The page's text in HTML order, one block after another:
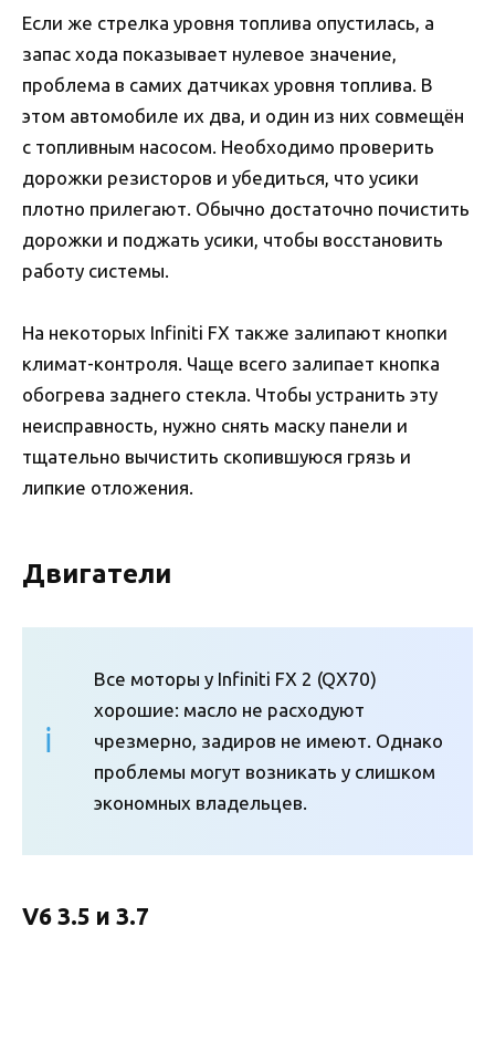
Если же стрелка уровня топлива опустилась, а
запас хода показывает нулевое значение,
проблема в самих датчиках уровня топлива. В
этом автомобиле их два, и один из них совмещён
с топливным насосом. Необходимо проверить
дорожки резисторов и убедиться, что усики
плотно прилегают. Обычно достаточно почистить
дорожки и поджать усики, чтобы восстановить
работу системы.
На некоторых Infiniti FX также залипают кнопки
климат-контроля. Чаще всего залипает кнопка
обогрева заднего стекла. Чтобы устранить эту
неисправность, нужно снять маску панели и
тщательно вычистить скопившуюся грязь и
липкие отложения.
Двигатели
Все моторы у Infiniti FX 2 (QX70)
хорошие: масло не расходуют
чрезмерно, задиров не имеют. Однако
проблемы могут возникать у слишком
экономных владельцев.
V6 3.5 и 3.7